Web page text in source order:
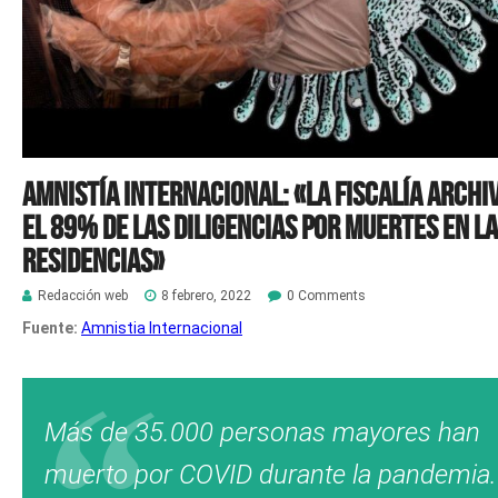
Amnistía Internacional: «La Fiscalía
el 89% de las diligencias por muertes en
residencias»
Redacción web 8 febrero, 2022 0 Comments
Fuente: Amnistia Internacional
Más de 35.000 personas mayores han
muerto por COVID durante la pandemia.